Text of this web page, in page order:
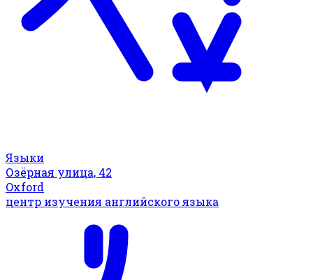
Языки
Озёрная улица, 42
Oxford
центр изучения английского языка